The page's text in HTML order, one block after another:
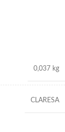
0,037 kg
CLARESA